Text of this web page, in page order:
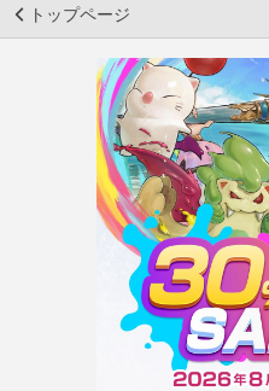
トップページ